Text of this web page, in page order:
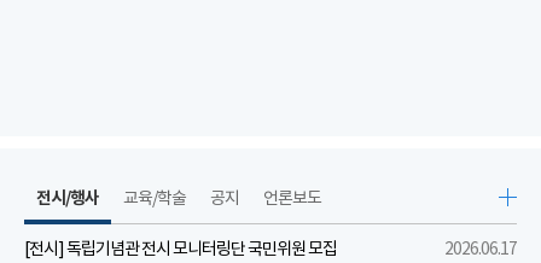
전시/행사
[전시] 독립기념관 전시 모니터링단 국민위원 모집
2026.06.17
교육/학술 공지 언론보도